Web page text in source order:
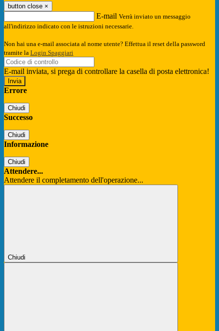
button close ×
E-mail Verrà inviato un messaggio
all'indirizzo indicato con le istruzioni necessarie.
Non hai una e-mail associata al nome utente? Effettua il reset della password
tramite la Login Spaggiari
E-mail inviata, si prega di controllare la casella di posta elettronica!
Errore
Chiudi
Successo
Chiudi
Informazione
Chiudi
Attendere...
Attendere il completamento dell'operazione...
Chiudi